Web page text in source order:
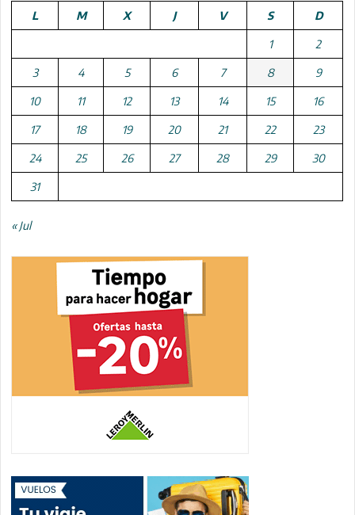
L
M X J V S D
1 2
3 4 5 6 7 8 9
10 11 12 13 14 15 16
17 18 19 20 21 22 23
24 25 26 27 28 29 30
31
« Jul